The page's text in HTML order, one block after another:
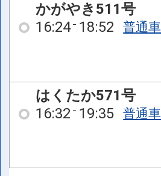
かがやき511号
16:24 18:52 普通車
はくたか571号
16:32 19:35 普通車